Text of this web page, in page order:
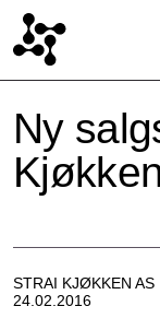
Ny
STRAI KJØKKEN AS
24.02.2016